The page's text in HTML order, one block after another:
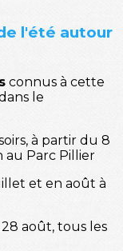
l'été autour
connus à cette
le
à partir du 8
au Parc Pillier
et en août à
août, tous les